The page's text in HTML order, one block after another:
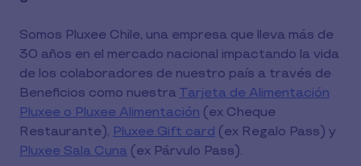
Somos Pluxee Chile, una empresa que lleva más de
30 años en el mercado nacional impactando la vida
de los colaboradores de nuestro país a través de
Beneficios como nuestra Tarjeta de Alimentación
Pluxee o Pluxee Alimentación (ex Cheque
Restaurante), Pluxee Gift card (ex Regalo Pass) y
Pluxee Sala Cuna (ex Párvulo Pass).